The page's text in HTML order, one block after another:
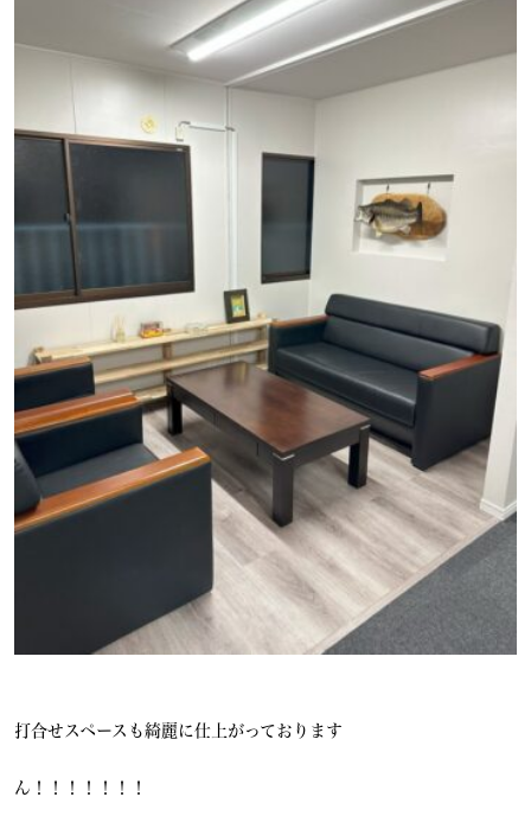
打合せスペースも綺麗に仕上がっております
ん！！！！！！！